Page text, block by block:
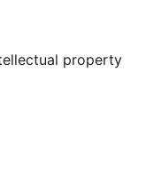
property